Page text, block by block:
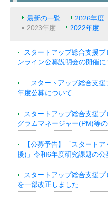
最新の一覧 2026年度
2023年度
2022年度
スタートアップ総合支援
ンライン公募説明会の開催に
「スタートアップ総合支
年度公募について
スタートアップ総合支援
グラムマネージャー(PM)等
【公募予告】「スタート
援)」令和6年度研究課題の公
スタートアップ総合支援
を一部改正しました